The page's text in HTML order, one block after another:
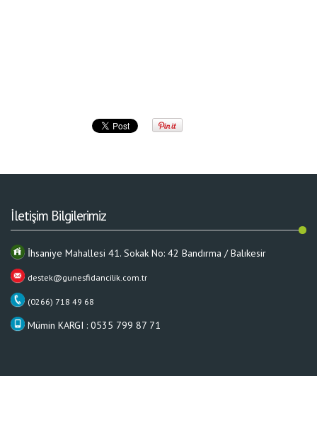
İletişim Bilgilerimiz
İhsaniye Mahallesi 41. Sokak No: 42 Bandırma / Balıkesir
destek@gunesfidancilik.com.tr
(0266) 718 49 68
Mümin KARGI : 0535 799 87 71